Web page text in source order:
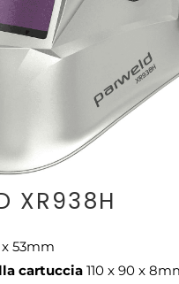
XR938H
53mm
cartuccia110 x 90 x